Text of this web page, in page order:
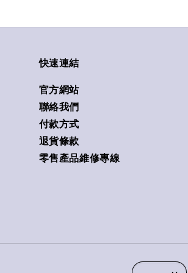
快速連結
官方網站
聯絡我們
付款方式
退貨條款
零售產品維修專線